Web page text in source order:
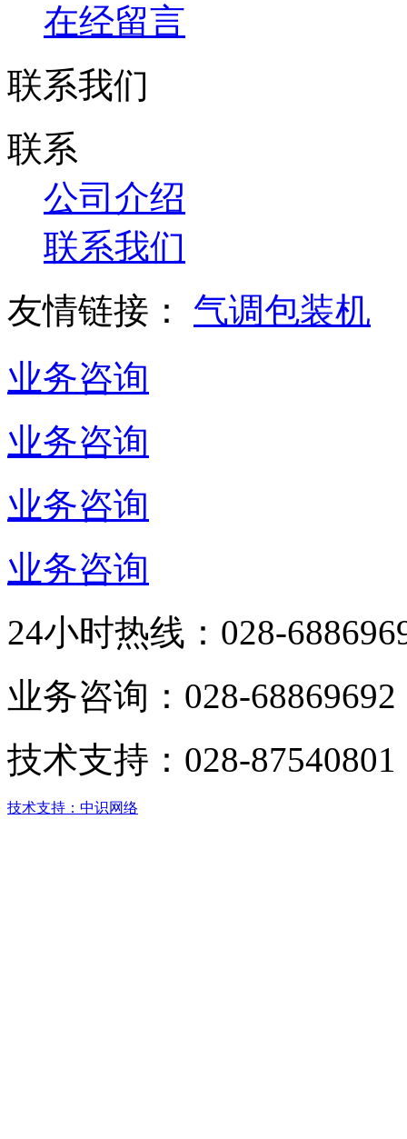
在经留言
联系我们
联系
公司介绍
联系我们
友情链接： 气调包装机
业务咨询
业务咨询
业务咨询
业务咨询
24小时热线： 028-
业务咨询： 028-68869692
技术支持： 028-87540801
技术支持：中识网络